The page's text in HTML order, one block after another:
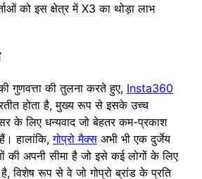
को इस क्षेत्र में X3 का थोड़ा लाभ
गुणवत्ता की तुलना करते हुए, Insta360
होता है, मुख्य रूप से इसके उच्च
के लिए धन्यवाद जो बेहतर कम-प्रकाश
हालांकि,गोप्रो मैक्स अभी भी एक दुर्जेय
की अपनी सीमा है जो इसे कई लोगों के लिए
है, विशेष रूप से वे जो गोप्रो ब्रांड के प्रति